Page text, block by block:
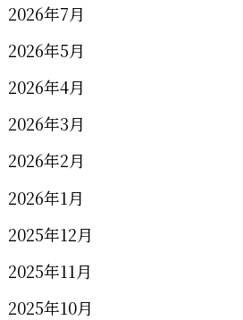
2026年7月
2026年5月
2026年4月
2026年3月
2026年2月
2026年1月
2025年12月
2025年11月
2025年10月